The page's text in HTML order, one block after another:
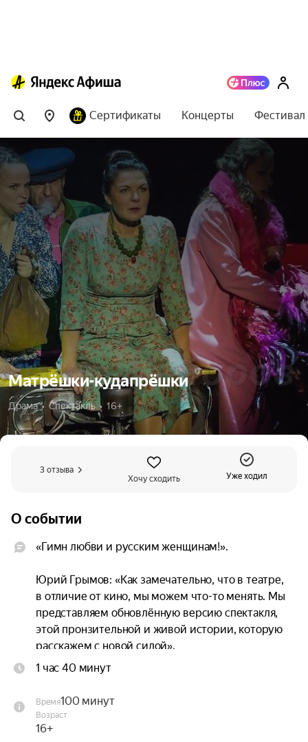
Сертификаты Концерты
Матрёшки-кудапрёшки
Драма  •  Спектакль  •  16+
3 отзыва
Хочу сходить
Уже ходил
О событии
«Гимн любви и русским женщинам!».
Юрий Грымов: «Как замечательно, что в театре,
в отличие от кино, мы можем что-то менять. Мы
представляем обновлённую версию спектакля,
этой пронзительной и живой истории, которую
расскажем с новой силой».
Юрий Грымов открывает перед зрителями
тонкий, светлый, сильный и такой хрупкий мир
женской души... У каждой героини здесь — своя
1 час 40 минут
Время100 минут
Возраст
16+